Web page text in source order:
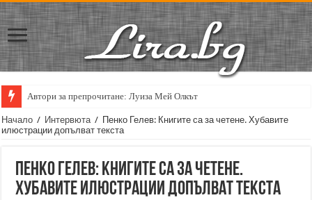
Автори за препрочитане: Луиза Мей Олкът
Кирил Кадийски: „Плачът на големия поет винаги е и сила, и
Начало / Интервюта / Пенко Гелев: Книгите са за четене. Хубавите
илюстрации допълват текста
Пенко Гелев: Книгите са за четене.
Хубавите илюстрации допълват текста